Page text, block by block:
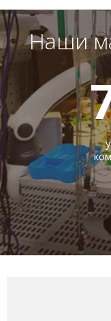
Наши